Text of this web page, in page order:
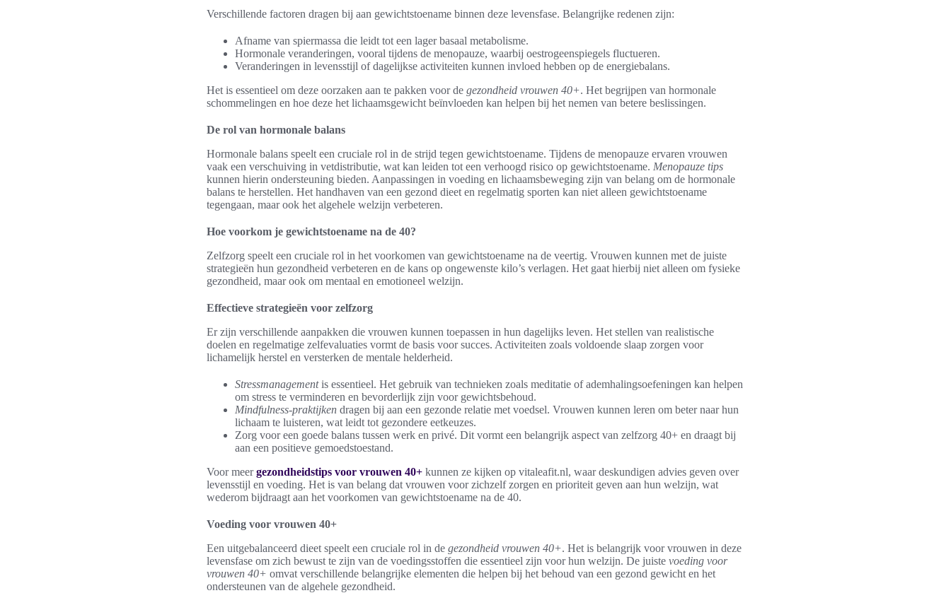
Verschillende factoren dragen bij aan gewichtstoename binnen deze levensfase. Belangrijke redenen zijn:
Afname van spiermassa die leidt tot een lager basaal metabolisme.
Hormonale veranderingen, vooral tijdens de menopauze, waarbij oestrogeenspiegels fluctueren.
Veranderingen in levensstijl of dagelijkse activiteiten kunnen invloed hebben op de energiebalans.
Het is essentieel om deze oorzaken aan te pakken voor de gezondheid vrouwen 40+. Het begrijpen van hormonale
schommelingen en hoe deze het lichaamsgewicht beïnvloeden kan helpen bij het nemen van betere beslissingen.
De rol van hormonale balans
Hormonale balans speelt een cruciale rol in de strijd tegen gewichtstoename. Tijdens de menopauze ervaren vrouwen
vaak een verschuiving in vetdistributie, wat kan leiden tot een verhoogd risico op gewichtstoename. Menopauze tips
kunnen hierin ondersteuning bieden. Aanpassingen in voeding en lichaamsbeweging zijn van belang om de hormonale
balans te herstellen. Het handhaven van een gezond dieet en regelmatig sporten kan niet alleen gewichtstoename
tegengaan, maar ook het algehele welzijn verbeteren.
Hoe voorkom je gewichtstoename na de 40?
Zelfzorg speelt een cruciale rol in het voorkomen van gewichtstoename na de veertig. Vrouwen kunnen met de juiste
strategieën hun gezondheid verbeteren en de kans op ongewenste kilo’s verlagen. Het gaat hierbij niet alleen om fysieke
gezondheid, maar ook om mentaal en emotioneel welzijn.
Effectieve strategieën voor zelfzorg
Er zijn verschillende aanpakken die vrouwen kunnen toepassen in hun dagelijks leven. Het stellen van realistische
doelen en regelmatige zelfevaluaties vormt de basis voor succes. Activiteiten zoals voldoende slaap zorgen voor
lichamelijk herstel en versterken de mentale helderheid.
Stressmanagementis essentieel. Het gebruik van technieken zoals meditatie of ademhalingsoefeningen kan helpen
om stress te verminderen en bevorderlijk zijn voor gewichtsbehoud.
Mindfulness-praktijken dragen bij aan een gezonde relatie met voedsel. Vrouwen kunnen leren om beter naar hun
lichaam te luisteren, wat leidt tot gezondere eetkeuzes.
Zorg voor een goede balans tussen werk en privé. Dit vormt een belangrijk aspect van zelfzorg 40+ en draagt bij
aan een positieve gemoedstoestand.
Voor meergezondheidstips voor vrouwen 40+ kunnen ze kijken op vitaleafit.nl, waar deskundigen advies geven over
levensstijl en voeding. Het is van belang dat vrouwen voor zichzelf zorgen en prioriteit geven aan hun welzijn, wat
wederom bijdraagt aan het voorkomen van gewichtstoename na de 40.
Voeding voor vrouwen 40+
Een uitgebalanceerd dieet speelt een cruciale rol in de gezondheid vrouwen 40+. Het is belangrijk voor vrouwen in deze
levensfase om zich bewust te zijn van de voedingsstoffen die essentieel zijn voor hun welzijn. De juiste voeding voor
vrouwen 40+ omvat verschillende belangrijke elementen die helpen bij het behoud van een gezond gewicht en het
ondersteunen van de algehele gezondheid.